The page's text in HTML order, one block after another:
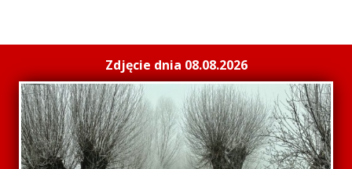
Zdjęcie dnia 08.08.2026